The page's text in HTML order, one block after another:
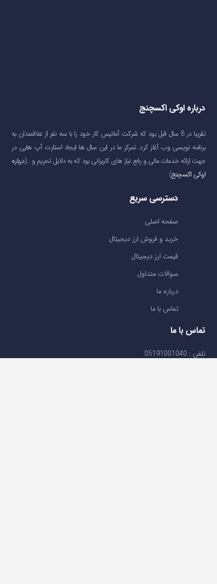
درباره اوکی اکسچنج
تقریبا در 8 سال قبل بود که شرکت آماتیس کار خود را با سه نفر از علاقمندان به
برنامه نویسی وب آغاز کرد. تمرکز ما در این سال ها ایجاد استارت آپ هایی در
جهت ارائه خدمات مالی و رفع نیاز های کاربرانی بود که به دلایل تحریم و …(درباره
اوکی اکسچنج)
دسترسی سریع
صفحه اصلی
خرید و فروش ارز دیجیتال
قیمت ارز دیجیتال
سوالات متداول
درباره ما
تماس با ما
تماس با ما
تلفن : 05191001040